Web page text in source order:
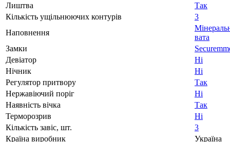
Лиштва
Так
Кількість ущільнюючих контурів
3
Наповнення
вата
Замки
Девіатор
Ні
Нічник
Ні
Регулятор притвору
Так
Нержавіючий поріг
Ні
Наявність вічка
Так
Терморозрив
Ні
Кількість завіс, шт.
3
Країна виробник
Україна